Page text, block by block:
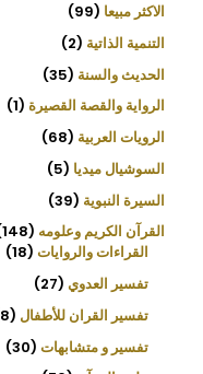
الاكثر مبيعا 99
التنمية الذاتية 2
الحديث والسنة 35
الرواية والقصة القصيرة 1
الرويات العربية 68
السوشيال ميديا 5
السيرة النبوية 39
القرآن الكريم وعلومه 148
القراءات والروايات 18
تفسير العدوي 27
تفسير القران للأطفال 8
تفسير و متشابهات 30